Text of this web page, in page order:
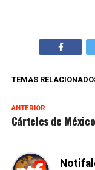
TEMAS
ANTERIOR
Cárteles de